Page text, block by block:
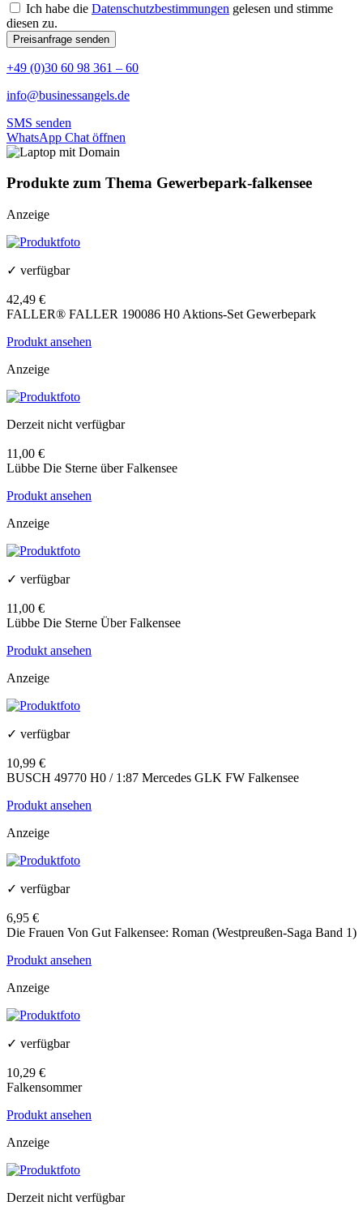
Ich habe die Datenschutzbestimmungen gelesen und stimme
diesen zu.
+49 (0)30 60 98 361 – 60
info@businessangels.de
SMS senden
WhatsApp Chat öffnen
Produkte zum Thema Gewerbepark-falkensee
Anzeige
✓ verfügbar
42,49 €
FALLER® FALLER 190086 H0 Aktions-Set Gewerbepark
Produkt ansehen
Anzeige
Derzeit nicht verfügbar
11,00 €
Lübbe Die Sterne über Falkensee
Produkt ansehen
Anzeige
✓ verfügbar
11,00 €
Lübbe Die Sterne Über Falkensee
Produkt ansehen
Anzeige
✓ verfügbar
10,99 €
BUSCH 49770 H0 / 1:87 Mercedes GLK FW Falkensee
Produkt ansehen
Anzeige
✓ verfügbar
6,95 €
Die Frauen Von Gut Falkensee: Roman (Westpreußen-Saga Band 1)
Produkt ansehen
Anzeige
✓ verfügbar
10,29 €
Falkensommer
Produkt ansehen
Anzeige
Derzeit nicht verfügbar